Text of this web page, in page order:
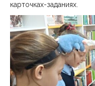
карточках-заданиях.